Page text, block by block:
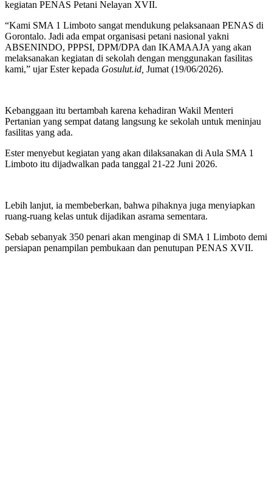
kegiatan PENAS Petani Nelayan XVII.
“Kami SMA 1 Limboto sangat mendukung pelaksanaan PENAS di
Gorontalo. Jadi ada empat organisasi petani nasional yakni
ABSENINDO, PPPSI, DPM/DPA dan IKAMAAJA yang akan
melaksanakan kegiatan di sekolah dengan menggunakan fasilitas
kami,” ujar Ester kepada Gosulut.id, Jumat (19/06/2026).
Kebanggaan itu bertambah karena kehadiran Wakil Menteri
Pertanian yang sempat datang langsung ke sekolah untuk meninjau
fasilitas yang ada.
Ester menyebut kegiatan yang akan dilaksanakan di Aula SMA 1
Limboto itu dijadwalkan pada tanggal 21-22 Juni 2026.
Lebih lanjut, ia membeberkan, bahwa pihaknya juga menyiapkan
ruang-ruang kelas untuk dijadikan asrama sementara.
Sebab sebanyak 350 penari akan menginap di SMA 1 Limboto demi
persiapan penampilan pembukaan dan penutupan PENAS XVII.